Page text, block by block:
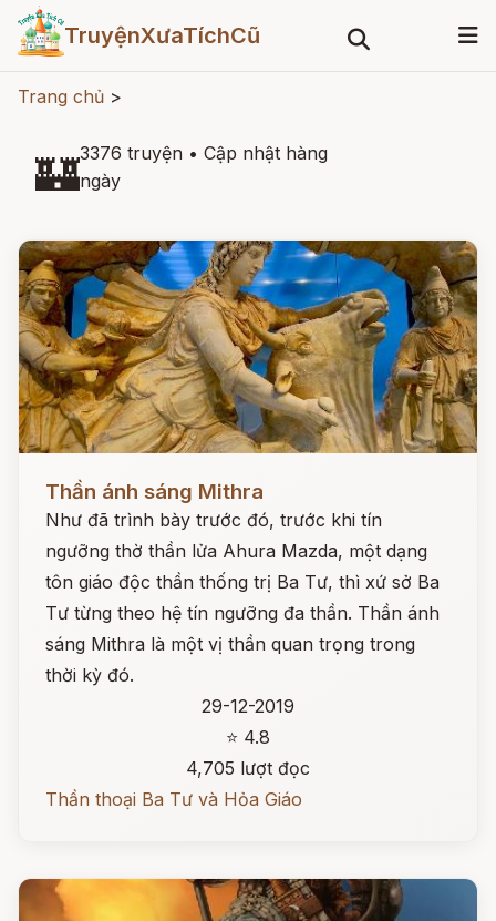
TruyệnXưaTíchCũ
Trang chủ >
🏰3376 truyện • Cập nhật hàng
ngày
Đọc ngay
Thần ánh sáng Mithra
Như đã trình bày trước đó, trước khi tín
ngưỡng thờ thần lửa Ahura Mazda, một dạng
tôn giáo độc thần thống trị Ba Tư, thì xứ sở Ba
Tư từng theo hệ tín ngưỡng đa thần. Thần ánh
sáng Mithra là một vị thần quan trọng trong
thời kỳ đó.
29-12-2019
⭐ 4.8
4,705 lượt đọc
Thần thoại Ba Tư và Hỏa Giáo